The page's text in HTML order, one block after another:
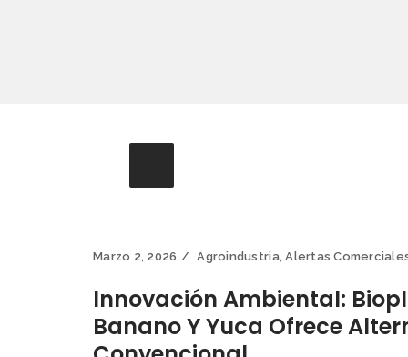
Marzo 2, 2026 Agroindustria,Alertas
Innovación Ambiental:
Banano Y Yuca Ofrece